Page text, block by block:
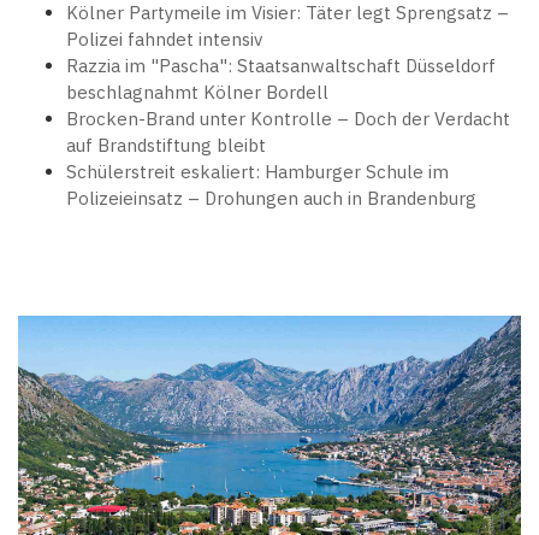
Kölner Partymeile im Visier: Täter legt Sprengsatz –
Polizei fahndet intensiv
Razzia im "Pascha": Staatsanwaltschaft Düsseldorf
beschlagnahmt Kölner Bordell
Brocken-Brand unter Kontrolle – Doch der Verdacht
auf Brandstiftung bleibt
Schülerstreit eskaliert: Hamburger Schule im
Polizeieinsatz – Drohungen auch in Brandenburg